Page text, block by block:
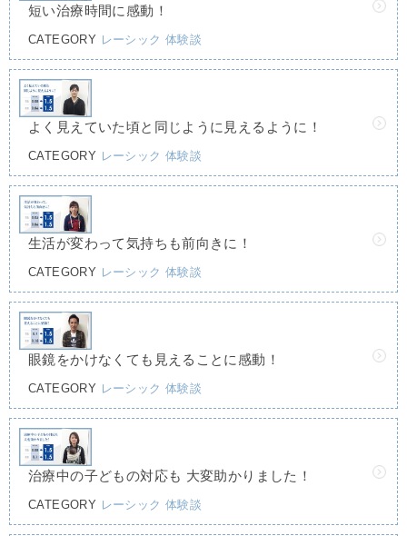
短い治療時間に感動！
CATEGORY レーシック 体験談
よく見えていた頃と同じように見えるように！
CATEGORY レーシック 体験談
生活が変わって気持ちも前向きに！
CATEGORY レーシック 体験談
眼鏡をかけなくても見えることに感動！
CATEGORY レーシック 体験談
治療中の子どもの対応も 大変助かりました！
CATEGORY レーシック 体験談